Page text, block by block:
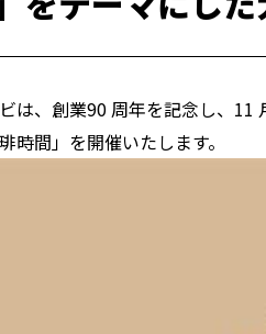
は、創業90 周年を記念し、11
時間」を開催いたします。